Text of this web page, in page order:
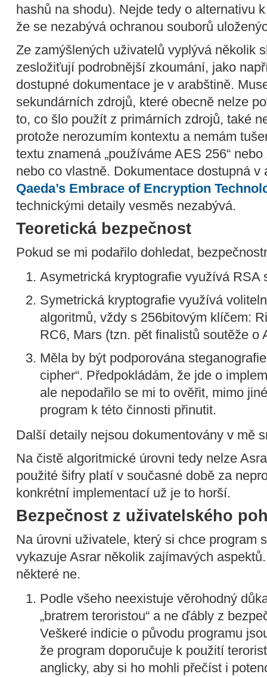
hashů na shodu). Nejde tedy o alternativu
že se nezabývá ochranou souborů
Ze zamýšlených uživatelů vyplývá několik
zesložiťují podrobnější zkoumání, jako
dostupné dokumentace je v arabštině.
sekundárních zdrojů, které obecně nelze
to, co šlo použít z primárních zdrojů, také
protože nerozumím kontextu a nemám
textu znamená „používáme AES 256“
nebo co vlastně. Dokumentace dostupná
Qaeda’s Embrace of Encryption
technickými detaily vesměs nezabývá.
Teoretická bezpečnost
Pokud se mi podařilo dohledat,
Asymetrická kryptografie využívá RSA
Symetrická kryptografie využívá
algoritmů, vždy s 256bitovým klíčem:
RC6, Mars (tzn. pět finalistů soutěže o
Měla by být podporována
cipher“. Předpokládám, že jde o
ale nepodařilo se mi to ověřit, mimo
program k této činnosti přinutit.
Další detaily nejsou dokumentovány v mě
Na čistě algoritmické úrovni tedy nelze
použité šifry platí v současné době za
konkrétní implementací už je to horší.
Bezpečnost z uživatelského
Na úrovni uživatele, který si chce program
vykazuje Asrar několik zajímavých
některé ne.
Podle všeho neexistuje věrohodný
„bratrem teroristou“ a ne ďábly z
Veškeré indicie o původu programu
že program doporučuje k použití
anglicky, aby si ho mohli přečíst i